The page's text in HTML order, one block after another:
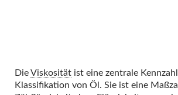
DieViskosität ist eine zentrale
Klassifikation von Öl. Sie ist eine